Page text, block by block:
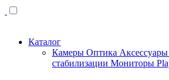
Каталог
Камеры Оптика Аксессуары
стабилизации Мониторы